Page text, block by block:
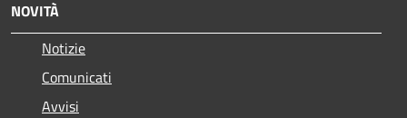
NOVITÀ
Notizie
Comunicati
Avvisi